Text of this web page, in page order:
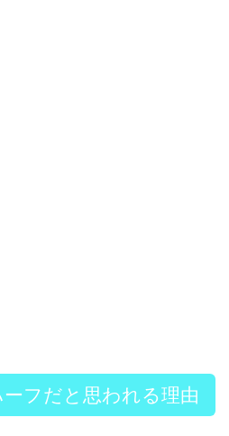
フだと思われる理由